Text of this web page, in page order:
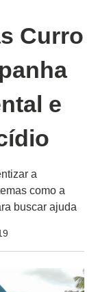
Curro
e
a
como a
buscar ajuda